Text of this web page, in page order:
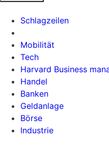
Schlagzeilen
Mobilität
Tech
Harvard Business
Handel
Banken
Geldanlage
Börse
Industrie